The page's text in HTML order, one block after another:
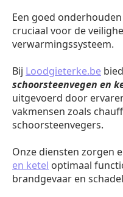
Een goed
cruciaal voor de
verwarmingssysteem.
Bij Loodgieterke.be
schoorsteenvegen en
uitgevoerd door
vakmensen zoals
schoorsteenvegers.
Onze diensten zorgen
en ketel optimaal
brandgevaar en